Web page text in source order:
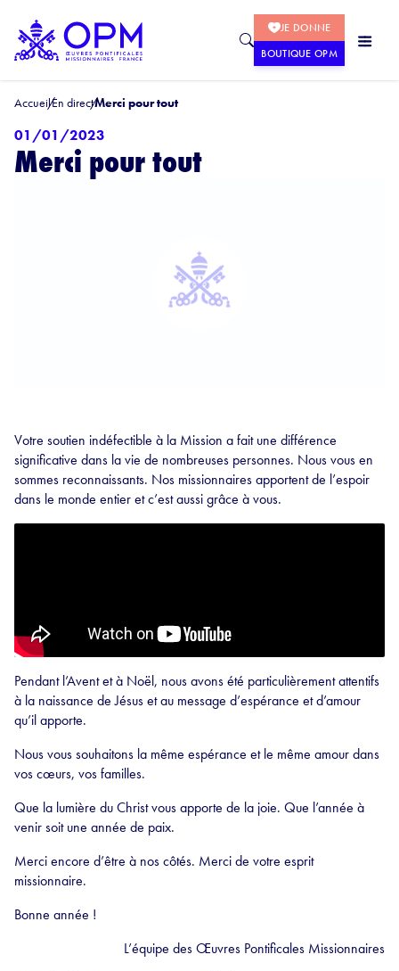
JE DONNE
BOUTIQUE OPM
AccueilEn directMerci pour tout
01/01/2023
Merci pour tout
Votre soutien indéfectible à la Mission a fait une différence
significative dans la vie de nombreuses personnes. Nous vous en
sommes reconnaissants. Nos missionnaires apportent de l’espoir
dans le monde entier et c’est aussi grâce à vous.
Pendant l’Avent et à Noël, nous avons été particulièrement attentifs
à la naissance de Jésus et au message d’espérance et d’amour
qu’il apporte.
Nous vous souhaitons la même espérance et le même amour dans
vos cœurs, vos familles.
Que la lumière du Christ vous apporte de la joie. Que l’année à
venir soit une année de paix.
Merci encore d’être à nos côtés. Merci de votre esprit
missionnaire.
Bonne année !
L’équipe des Œuvres Pontificales Missionnaires